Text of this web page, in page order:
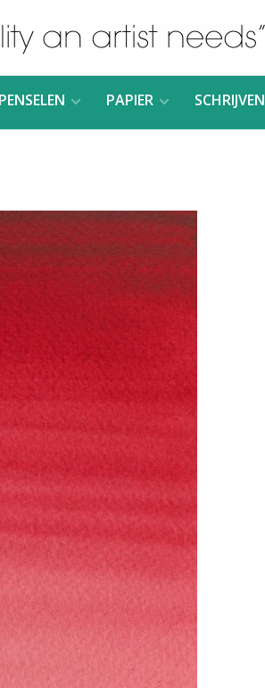
PENSELEN PAPIER SCHRIJVEN